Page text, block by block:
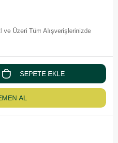
ve Üzeri Tüm Alışverişlerinizde